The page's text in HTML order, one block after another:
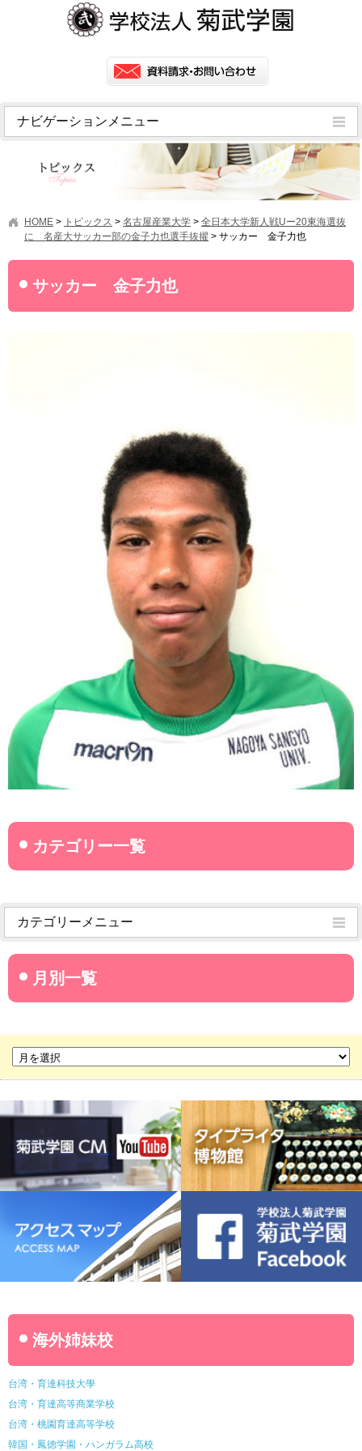
ナビゲーションメニュー
アクセス
情報公開
学園ニュース
HOME > トピックス > 名古屋産業大学 > 全日本大学新人戦Uー20東海選抜
に 名産大サッカー部の金子力也選手抜擢 > サッカー 金子力也
サッカー 金子力也
カテゴリーメニュー
菊武学園からのお知らせ
名古屋産業大学
菊華高等学校
菊武ビジネス専門学校
名古屋ウェディング＆フラワー・ビューティ学院
菊武幼稚園
稲葉保育園
海外姉妹校
台湾・育達科技大學
台湾・育達高等商業学校
台湾・桃園育達高等学校
韓国・鳳徳学園・ハンガラム高校